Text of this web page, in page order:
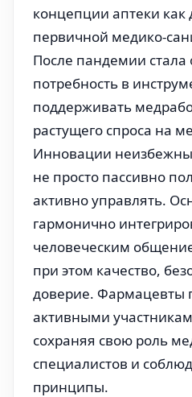
концепции аптеки как
первичной медико-
После пандемии стала
потребность в
поддерживать
растущего спроса на
Инновации
не просто пассивно
активно управлять.
гармонично
человеческим
при этом качество,
доверие. Фармацевты
активными
сохраняя свою роль
специалистов и
принципы.